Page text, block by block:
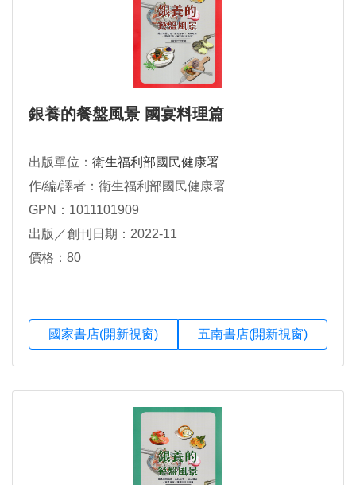
銀養的餐盤風景 國宴料理篇
出版單位： 衛生福利部國民健康署
作/編/譯者：衛生福利部國民健康署
GPN：1011101909
出版／創刊日期：2022-11
價格：80
國家書店(開新視窗) 五南書店(開新視窗)